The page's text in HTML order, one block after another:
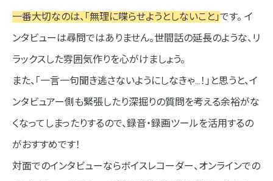
一番大切なのは、「無理に喋らせようとしないこと」です。 イ
ンタビューは尋問ではありません。世間話の延長のような、リ
ラックスした雰囲気作りを心がけましょう。
また、「一言一句聞き逃さないようにしなきゃ…！」と思うと、イ
ンタビュアー側も緊張したり深掘りの質問を考える余裕がな
くなってしまったりするので、録音・録画ツールを活用するの
がおすすめです！
対面でのインタビューならボイスレコーダー、オンラインでの